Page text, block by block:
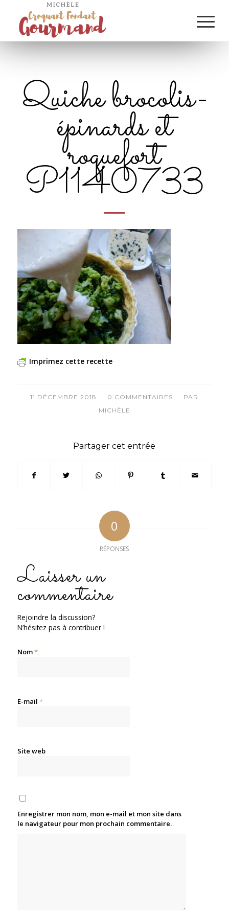
Quiche brocolis-
épinards et
roquefort
P1140733
Imprimez cette recette
11 DÉCEMBRE 2018
/ 0 COMMENTAIRES
/
PAR
MICHÈLE
Partager cet entrée
0
RÉPONSES
Laisser un
commentaire
Rejoindre la discussion?
N’hésitez pas à contribuer !
Nom*
E-mail *
Site web
Enregistrer mon nom, mon e-mail et mon site dans
le navigateur pour mon prochain commentaire.